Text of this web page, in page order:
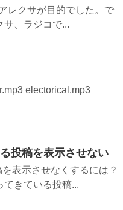
レクサが目的でした。で
サ、ラジコで...
electorical.mp3
投稿を表示させない
表示させなくするには？
てきている投稿...